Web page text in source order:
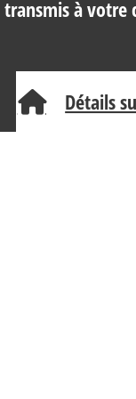
à votre
Détails